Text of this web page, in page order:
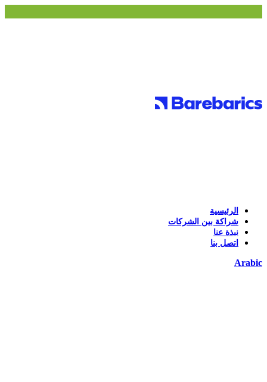
الرئيسية
شراكة بين الشركات
نبذة عنا
اتصل بنا
Arabic